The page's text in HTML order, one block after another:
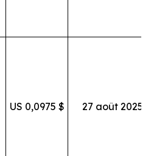
US 0,0975 $ 27 août 2025